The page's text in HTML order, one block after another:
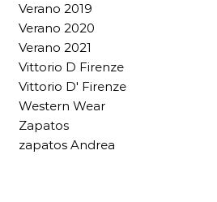
Verano 2019
Verano 2020
Verano 2021
Vittorio D Firenze
Vittorio D' Firenze
Western Wear
Zapatos
zapatos Andrea